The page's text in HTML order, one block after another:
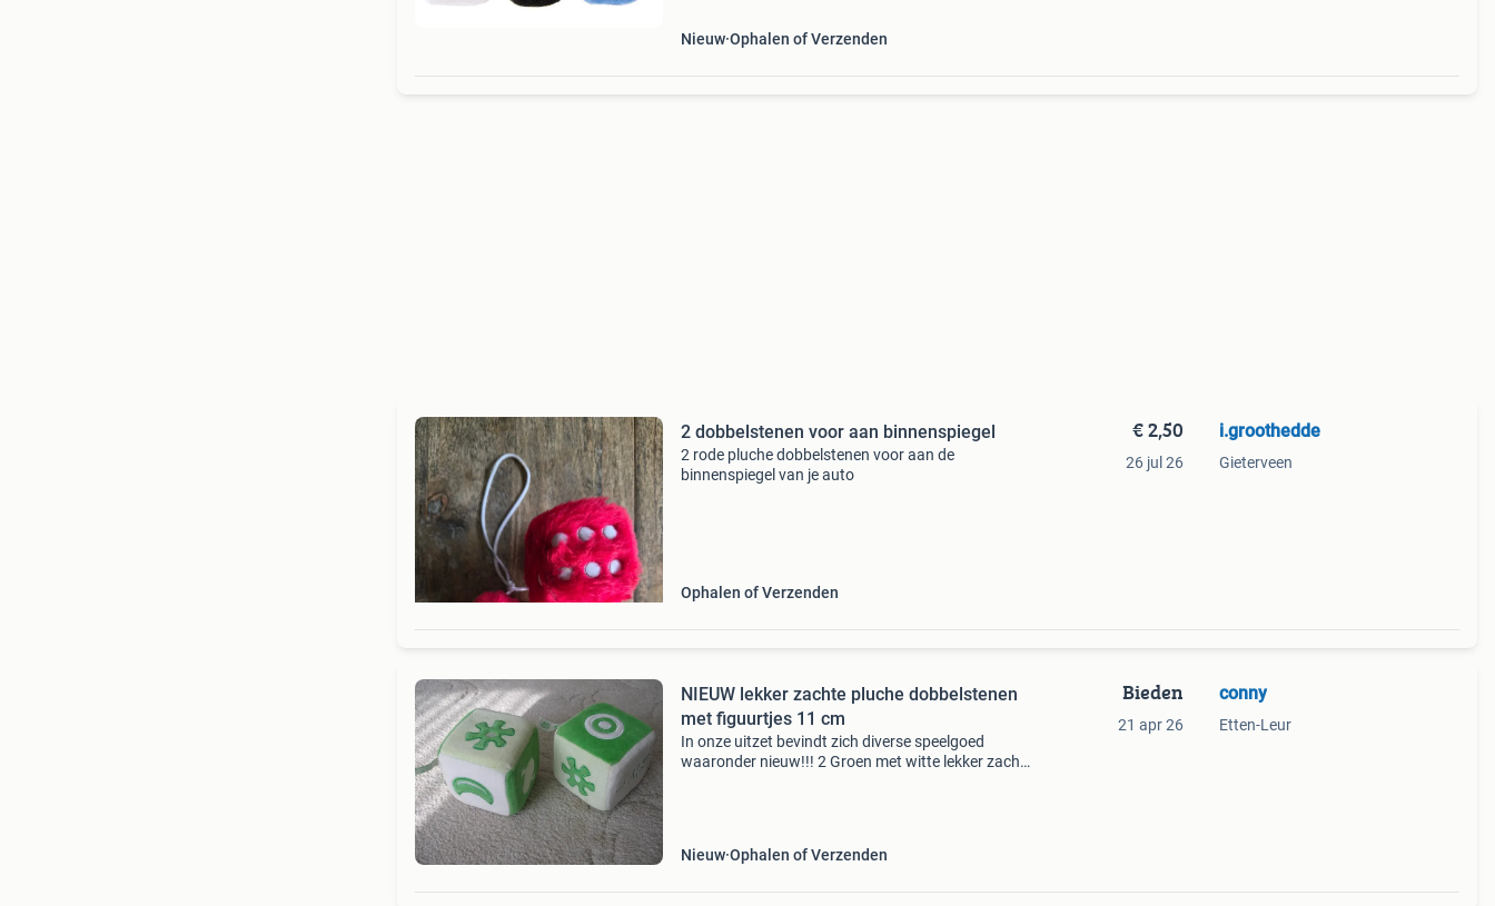
Nieuw Ophalen of Verzenden
2 dobbelstenen voor aan binnenspiegel
2 rode pluche dobbelstenen voor aan de
binnenspiegel van je auto
Ophalen of Verzenden
€ 2,50
26 jul 26
i.groothedde
Gieterveen
NIEUW lekker zachte pluche dobbelstenen
met figuurtjes 11 cm
In onze uitzet bevindt zich diverse speelgoed
waaronder nieuw!!! 2 Groen met witte lekker zachte
Nieuw Ophalen of Verzenden
Bieden
21 apr 26
conny
Etten-Leur